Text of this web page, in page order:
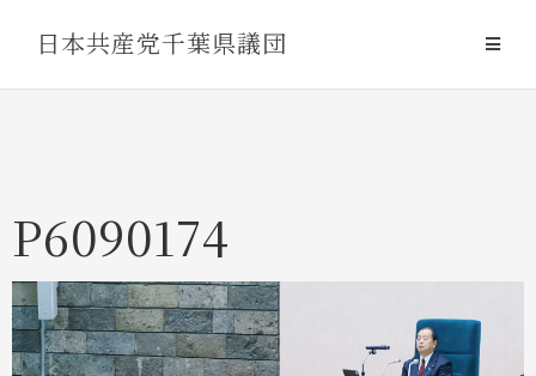
日本共産党千葉県議団
P6090174